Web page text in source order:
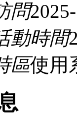
問
動時間
區使用